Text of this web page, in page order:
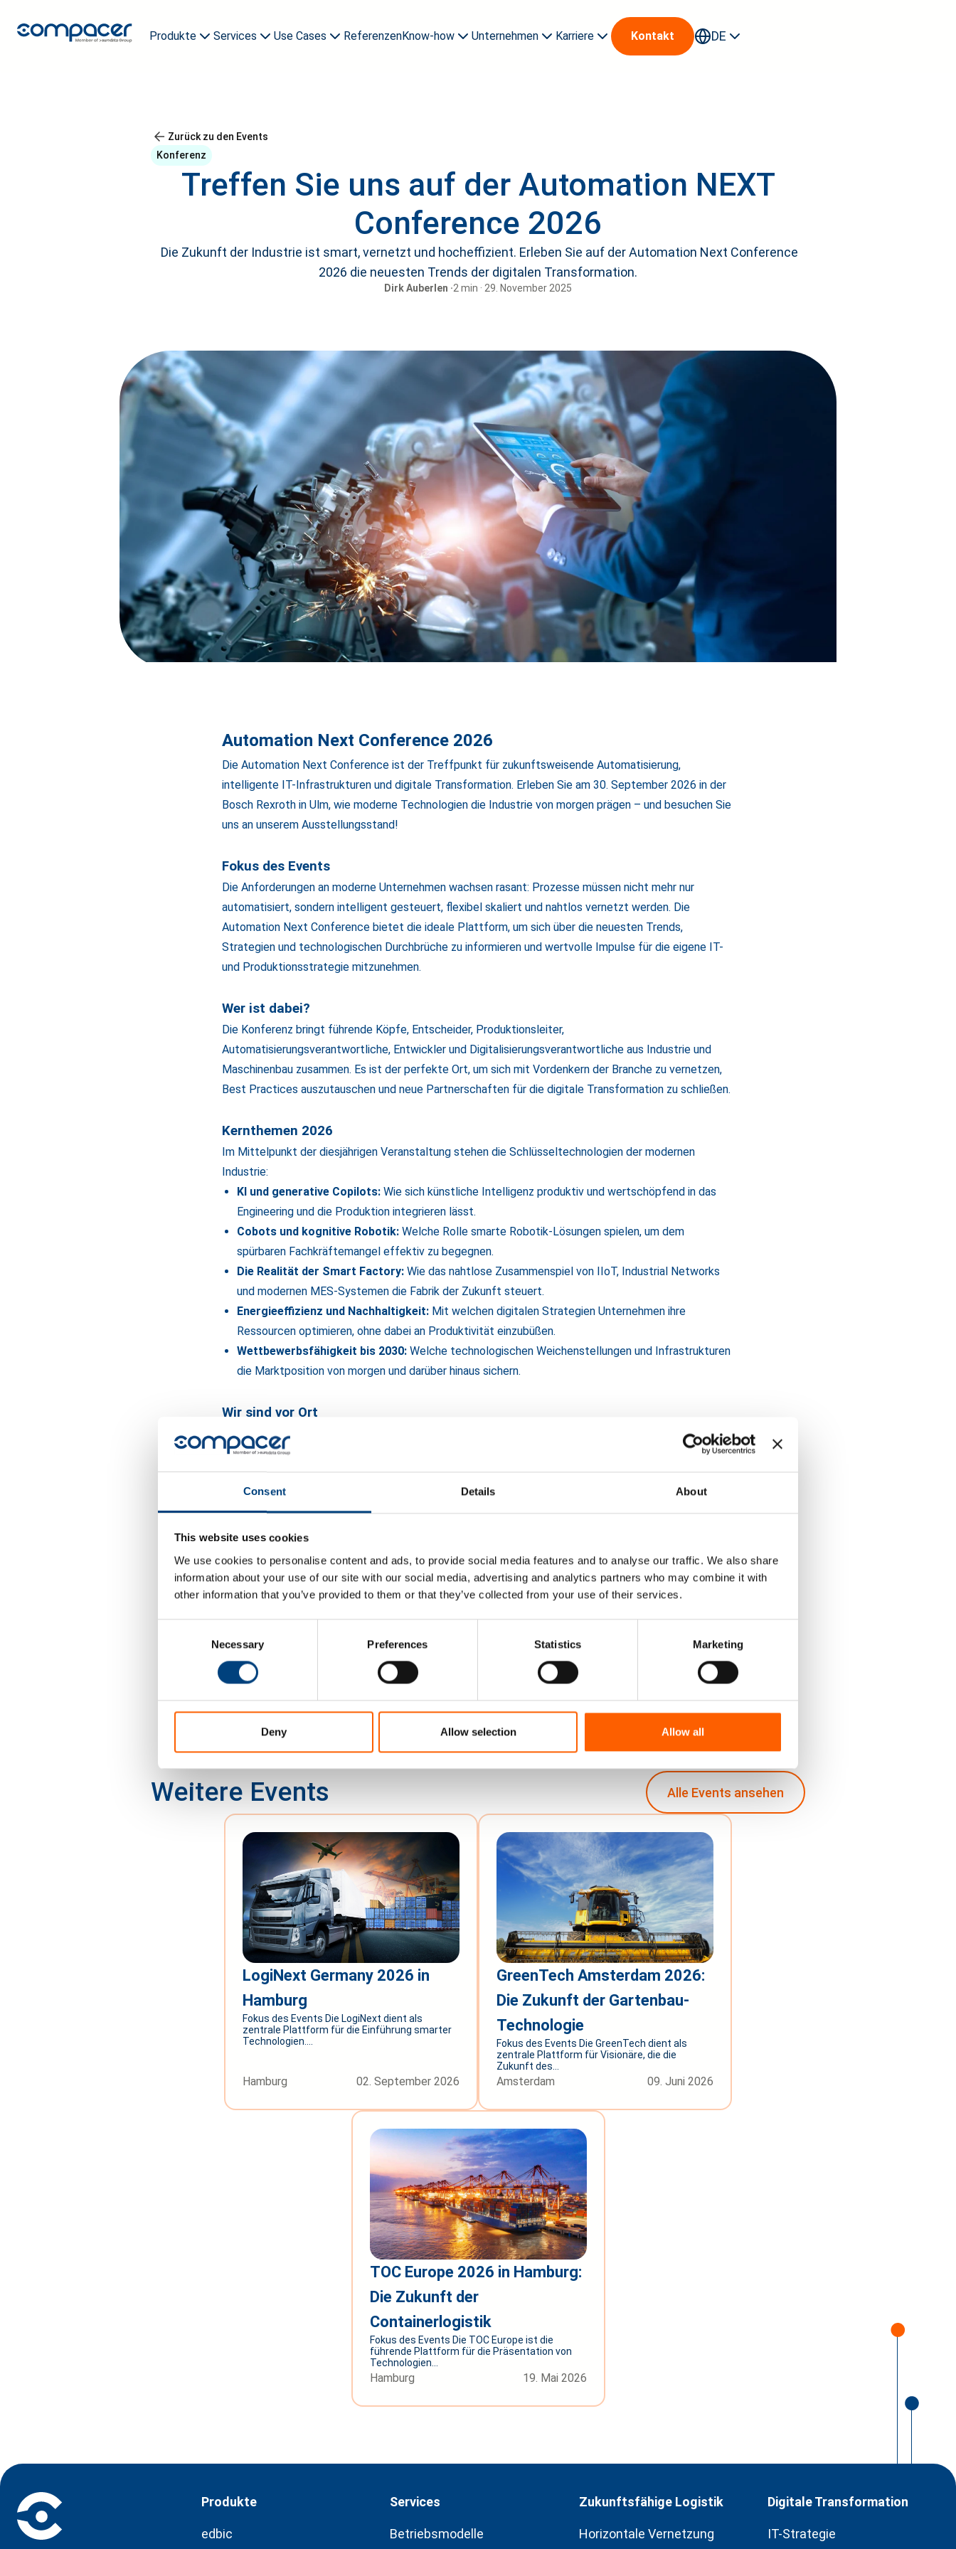
Consent Details About
This website uses cookies
We use cookies to personalise content and ads, to provide social media features and to analyse our traffic. We also share
information about your use of our site with our social media, advertising and analytics partners who may combine it with
other information that you’ve provided to them or that they’ve collected from your use of their services.
Necessary Preferences Statistics Marketing
Deny Allow selection Allow all
Produkte Services Use Cases ReferenzenKnow-how Unternehmen Karriere Kontakt DE
Zurück zu den Events
Konferenz
Treffen Sie uns auf der Automation NEXT
Conference 2026
Die Zukunft der Industrie ist smart, vernetzt und hocheffizient. Erleben Sie auf der Automation Next Conference
2026 die neuesten Trends der digitalen Transformation.
Dirk Auberlen ·2 min · 29. November 2025
Automation Next Conference 2026
Die Automation Next Conference ist der Treffpunkt für zukunftsweisende Automatisierung,
intelligente IT-Infrastrukturen und digitale Transformation. Erleben Sie am 30. September 2026 in der
Bosch Rexroth in Ulm, wie moderne Technologien die Industrie von morgen prägen – und besuchen Sie
uns an unserem Ausstellungsstand!
Fokus des Events
Die Anforderungen an moderne Unternehmen wachsen rasant: Prozesse müssen nicht mehr nur
automatisiert, sondern intelligent gesteuert, flexibel skaliert und nahtlos vernetzt werden. Die
Automation Next Conference bietet die ideale Plattform, um sich über die neuesten Trends,
Strategien und technologischen Durchbrüche zu informieren und wertvolle Impulse für die eigene IT-
und Produktionsstrategie mitzunehmen.
Wer ist dabei?
Die Konferenz bringt führende Köpfe, Entscheider, Produktionsleiter,
Automatisierungsverantwortliche, Entwickler und Digitalisierungsverantwortliche aus Industrie und
Maschinenbau zusammen. Es ist der perfekte Ort, um sich mit Vordenkern der Branche zu vernetzen,
Best Practices auszutauschen und neue Partnerschaften für die digitale Transformation zu schließen.
Kernthemen 2026
Im Mittelpunkt der diesjährigen Veranstaltung stehen die Schlüsseltechnologien der modernen
Industrie:
KI und generative Copilots: Wie sich künstliche Intelligenz produktiv und wertschöpfend in das
Engineering und die Produktion integrieren lässt.
Cobots und kognitive Robotik: Welche Rolle smarte Robotik-Lösungen spielen, um dem
spürbaren Fachkräftemangel effektiv zu begegnen.
Die Realität der Smart Factory: Wie das nahtlose Zusammenspiel von IIoT, Industrial Networks
und modernen MES-Systemen die Fabrik der Zukunft steuert.
Energieeffizienz und Nachhaltigkeit: Mit welchen digitalen Strategien Unternehmen ihre
Ressourcen optimieren, ohne dabei an Produktivität einzubüßen.
Wettbewerbsfähigkeit bis 2030: Welche technologischen Weichenstellungen und Infrastrukturen
die Marktposition von morgen und darüber hinaus sichern.
Wir sind vor Ort
Als Spezialist für smarte Datenintegration und Prozessoptimierung darf compacer hier natürlich nicht
fehlen. Unser Expertenteam freut sich darauf, Sie persönlich an unserem Stand zu begrüßen. Erfahren
Sie aus erster Hand, wie wir mit unseren Lösungen edbic und edpem Ihre Geschäftsprozesse auf ein
neues Level heben, Daten flexibel verfügbar machen und Ihr Monitoring in eine interaktive
Steuerzentrale verwandeln.
Sie möchten uns an unserem Ausstellungsstand treffen? Kontaktieren Sie uns einfach vorab – wir
freuen uns auf den Austausch mit Ihnen!
Treffen Sie uns dort!
Weitere Events Alle Events ansehen
LogiNext Germany 2026 in
Hamburg
Fokus des Events Die LogiNext dient als
zentrale Plattform für die Einführung smarter
Technologien....
Hamburg 02. September 2026
GreenTech Amsterdam 2026:
Die Zukunft der Gartenbau-
Technologie
Fokus des Events Die GreenTech dient als
zentrale Plattform für Visionäre, die die
Zukunft des...
Amsterdam 09. Juni 2026
TOC Europe 2026 in Hamburg:
Die Zukunft der
Containerlogistik
Fokus des Events Die TOC Europe ist die
führende Plattform für die Präsentation von
Technologien...
Hamburg 19. Mai 2026
Produkte
edbic
Services
Betriebsmodelle
Zukunftsfähige Logistik
Horizontale Vernetzung
Digitale Transformation
IT-Strategie